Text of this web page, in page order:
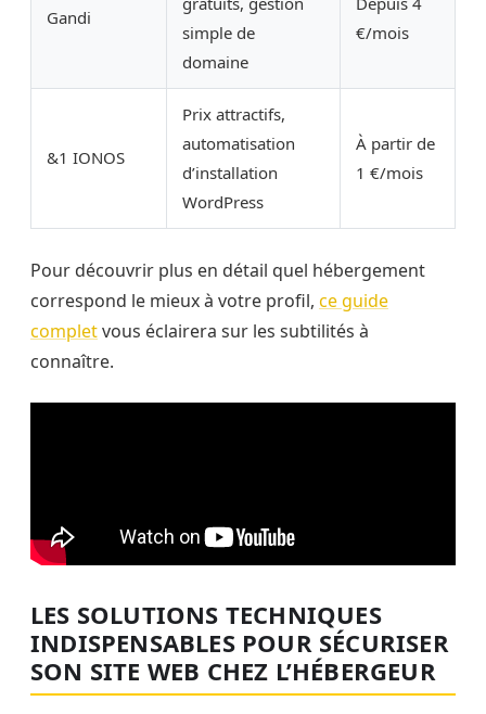
Gandi
simple de
domaine
€/mois
&1 IONOS
Prix attractifs,
automatisation
d’installation
WordPress
À partir de
1 €/mois
Pour découvrir plus en détail quel hébergement
correspond le mieux à votre profil, ce guide
completvous éclairera sur les subtilités à
connaître.
LES SOLUTIONS TECHNIQUES
INDISPENSABLES POUR SÉCURISER
SON SITE WEB CHEZ L’HÉBERGEUR